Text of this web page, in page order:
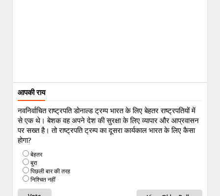
आपकी राय
नवनिर्वाचित राष्ट्रपति डोनाल्ड ट्रम्प भारत के लिए बेहतर राष्ट्रपतियों में
से एक थे। बेशक वह अपने देश की सुरक्षा के लिए व्यापार और आप्रवासन
पर सख्त है। तो राष्ट्रपति ट्रम्प का दूसरा कार्यकाल भारत के लिए कैसा
होगा?
बेहतर
बुरा
पिछली बार की तरह
निश्चित नहीं